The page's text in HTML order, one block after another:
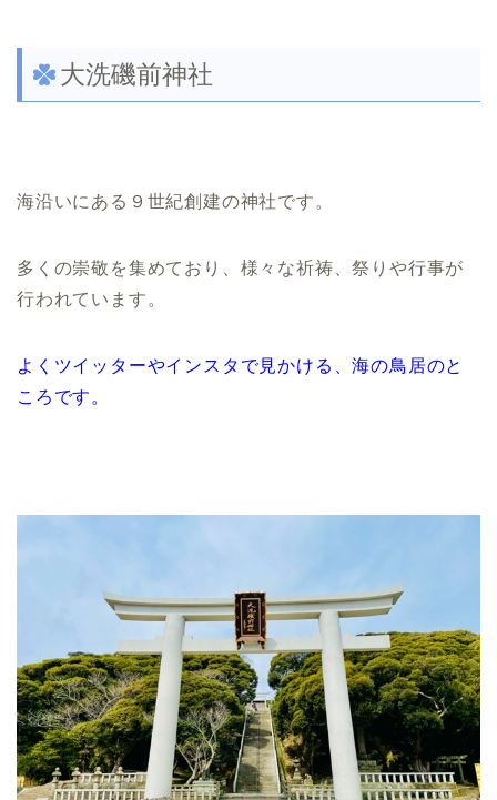
大洗磯前神社
海沿いにある９世紀創建の神社です。
多くの崇敬を集めており、様々な祈祷、祭りや行事が
行われています。
よくツイッターやインスタで見かける、海の鳥居のと
ころです。